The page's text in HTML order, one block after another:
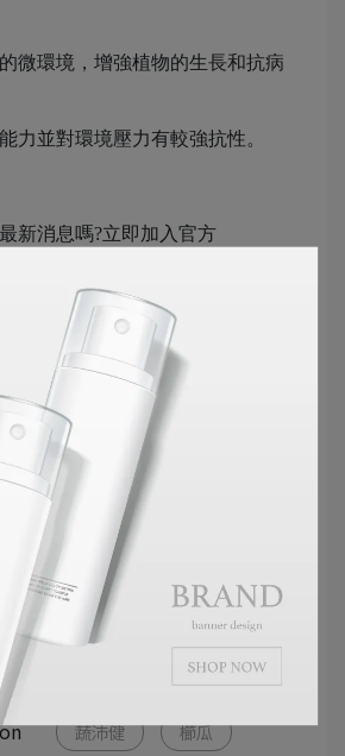
微環境，增強植物的生長和抗病
力並對環境壓力有較強抗性。
新消息嗎?立即加入官方
科技官方 LINE
專 隨時接收最新資訊!
｜ 家畜 /家禽 植物
store/bioyo-biotech
力開發更多優質的益生菌相關產
蔬沛健 櫛瓜